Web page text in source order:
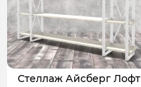
Стеллаж Айсберг Лофт